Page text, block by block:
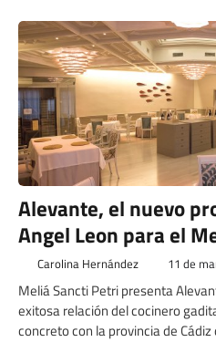
Alevante, el nuevo
Angel Leon para el
Carolina Hernández 11 de
Meliá Sancti Petri presenta
exitosa relación del cocinero
concreto con la provincia de